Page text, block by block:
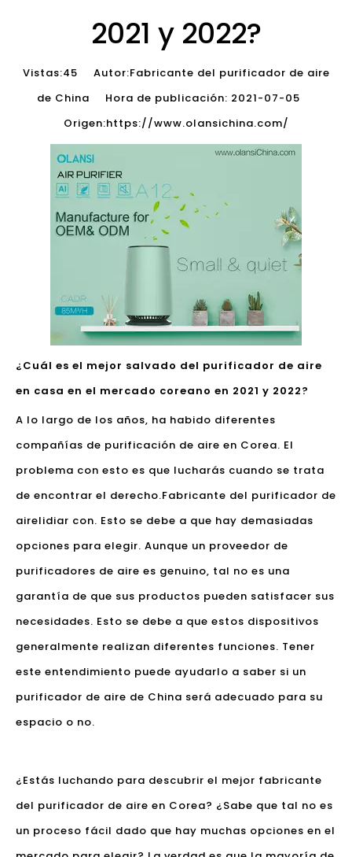
2021 y 2022?
Vistas:45 Autor:Fabricante del purificador de aire
de China Hora de publicación: 2021-07-05
Origen:https://www.olansichina.com/
¿Cuál es el mejor salvado del purificador de aire
en casa en el mercado coreano en 2021 y 2022?
A lo largo de los años, ha habido diferentes
compañías de purificación de aire en Corea. El
problema con esto es que lucharás cuando se trata
de encontrar el derecho.Fabricante del purificador de
airelidiar con. Esto se debe a que hay demasiadas
opciones para elegir. Aunque un proveedor de
purificadores de aire es genuino, tal no es una
garantía de que sus productos pueden satisfacer sus
necesidades. Esto se debe a que estos dispositivos
generalmente realizan diferentes funciones. Tener
este entendimiento puede ayudarlo a saber si un
purificador de aire de China será adecuado para su
espacio o no.
¿Estás luchando para descubrir el mejor fabricante
del purificador de aire en Corea? ¿Sabe que tal no es
un proceso fácil dado que hay muchas opciones en el